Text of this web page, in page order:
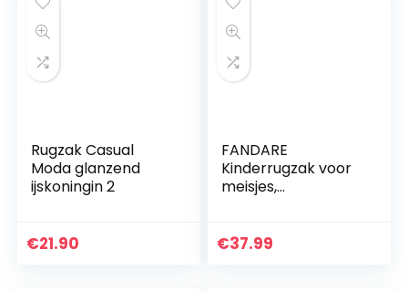
Rugzak Casual
Moda glanzend
ijskoningin 2
€21.90
FANDARE
Kinderrugzak voor
meisjes,
voor school,
€37.99